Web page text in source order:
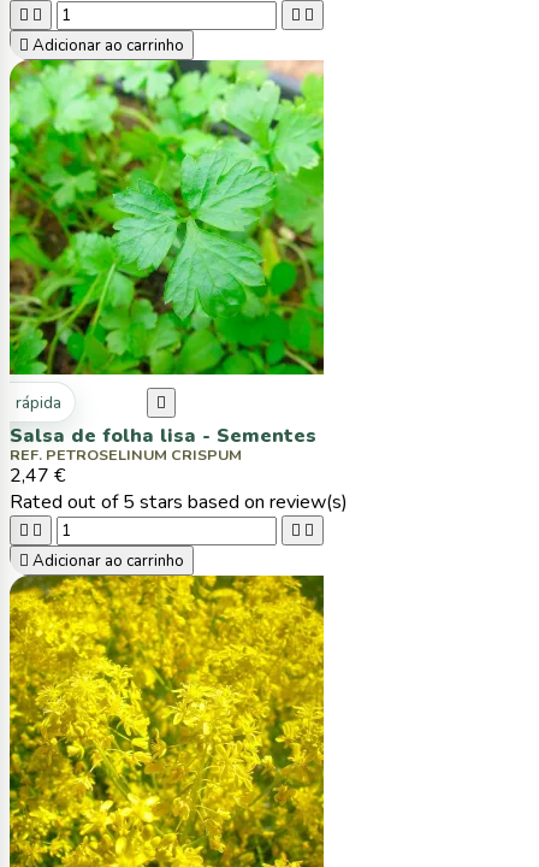
   
 Adicionar ao carrinho
rápida 
Salsa de folha lisa - Sementes
REF. PETROSELINUM CRISPUM
2,47 €
Rated out of 5 stars based on review(s)
   
 Adicionar ao carrinho